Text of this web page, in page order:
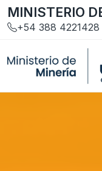
MINISTERIO
+54 388 4221428